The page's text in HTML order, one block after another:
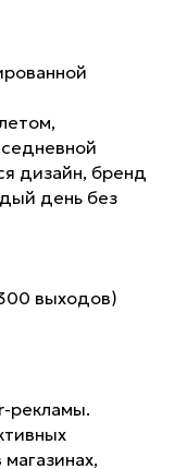
дизайн, бренд
день без
выходов)
рекламы.